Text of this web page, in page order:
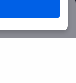
Menu
Azzera